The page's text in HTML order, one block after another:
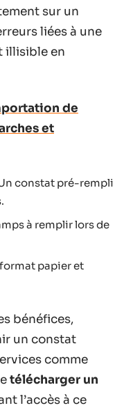
sur un
liées à une
illisible en
de
et
constat pré-rempli
à remplir lors de
papier et
bénéfices,
un constat
comme
télécharger un
l’accès à ce